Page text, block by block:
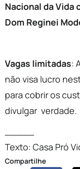
Nacional da Vida
Dom Reginei
Vagas limitadas:
não visa lucro
para cobrir os
divulgar verdade.
Texto: Casa Pró
Compartilhe